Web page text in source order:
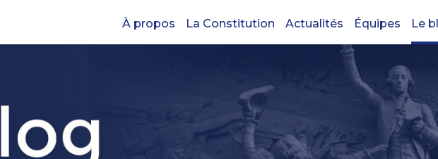
À propos La Constitution Actualités Équipes Le